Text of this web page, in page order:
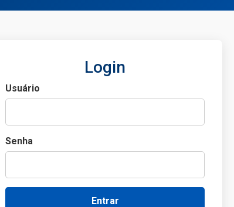
Login
Usuário
Senha
Entrar